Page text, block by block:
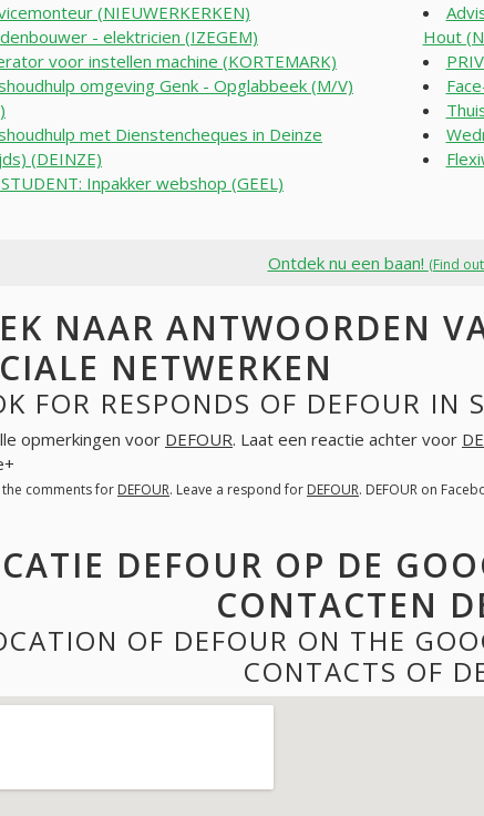
(NIEUWERKERKEN)
- elektricien (IZEGEM)
voor instellen machine (KORTEMARK)
omgeving Genk - Opglabbeek (M/V)
met Dienstencheques in Deinze
(DEINZE)
Inpakker webshop (GEEL)
Hout
Ontdek nu een baan! (Find
NAAR ANTWOORDEN
NETWERKEN
FOR RESPONDS OF DEFOUR IN
opmerkingen voor DEFOUR. Laat een reactie achter voor
the comments for DEFOUR. Leave a respond for DEFOUR. DEFOUR on
DEFOUR OP DE
CONTACTEN
OF DEFOUR ON THE
CONTACTS OF